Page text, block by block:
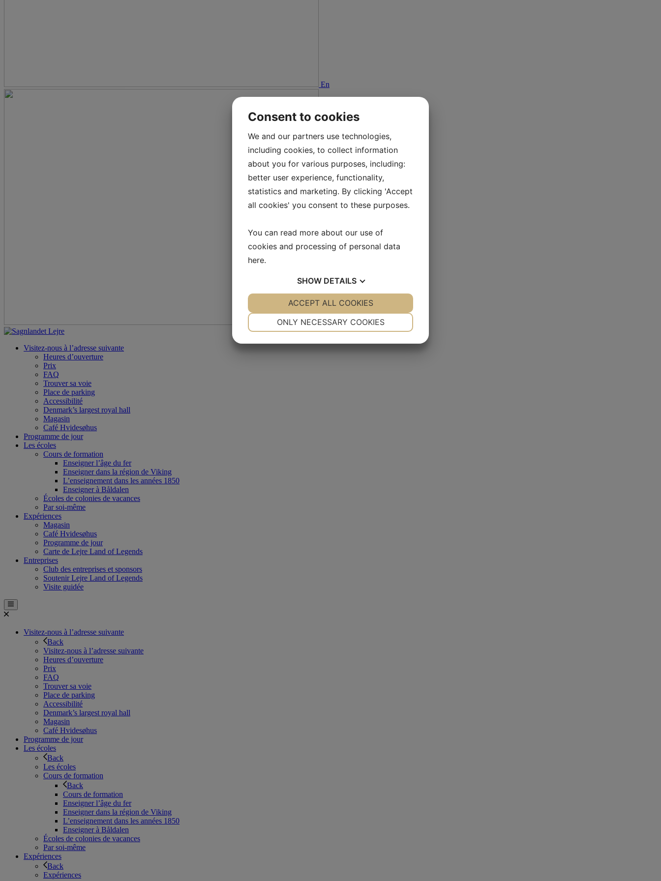
En
De
Visitez-nous à l’adresse suivante
Heures d’ouverture
Prix
FAQ
Trouver sa voie
Place de parking
Accessibilité
Denmark’s largest royal hall
Magasin
Café Hvidesøhus
Programme de jour
Les écoles
Cours de formation
Enseigner l’âge du fer
Enseigner dans la région de Viking
L’enseignement dans les années 1850
Enseigner à Båldalen
Écoles de colonies de vacances
Par soi-même
Expériences
Magasin
Café Hvidesøhus
Programme de jour
Carte de Lejre Land of Legends
Entreprises
Club des entreprises et sponsors
Soutenir Lejre Land of Legends
Visite guidée
Visitez-nous à l’adresse suivante
Back
Visitez-nous à l’adresse suivante
Heures d’ouverture
Prix
FAQ
Trouver sa voie
Place de parking
Accessibilité
Denmark’s largest royal hall
Magasin
Café Hvidesøhus
Programme de jour
Les écoles
Back
Les écoles
Cours de formation
Back
Cours de formation
Enseigner l’âge du fer
Enseigner dans la région de Viking
L’enseignement dans les années 1850
Enseigner à Båldalen
Écoles de colonies de vacances
Par soi-même
Expériences
Back
Expériences
Consent to cookies
We and our partners use technologies,
including cookies, to collect information
about you for various purposes, including:
better user experience, functionality,
statistics and marketing. By clicking 'Accept
all cookies' you consent to these purposes.
You can read more about our use of
cookies and processing of personal data
here.
SHOW DETAILS
YES NO YES NO
ONLY NECESSARY COOKIES
ACCEPT ALL COOKIES